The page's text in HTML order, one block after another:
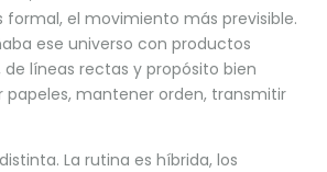
formal, el movimiento más previsible.
ese universo con productos
de líneas rectas y propósito bien
mantener orden, transmitir
La rutina es híbrida, los